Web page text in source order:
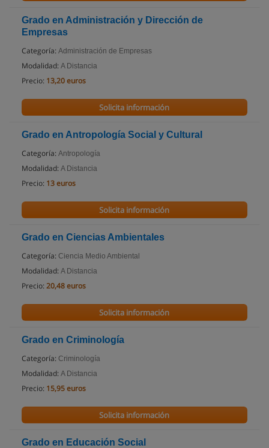
Grado en Administración y Dirección de
Empresas
Categoría: Administración de Empresas
Modalidad: A Distancia
Precio: 13,20 euros
Solicita información
Grado en Antropologí­a Social y Cultural
Categoría: Antropología
Modalidad: A Distancia
Precio: 13 euros
Solicita información
Grado en Ciencias Ambientales
Categoría: Ciencia Medio Ambiental
Modalidad: A Distancia
Precio: 20,48 euros
Solicita información
Grado en Criminología
Categoría: Criminología
Modalidad: A Distancia
Precio: 15,95 euros
Solicita información
Grado en Educación Social